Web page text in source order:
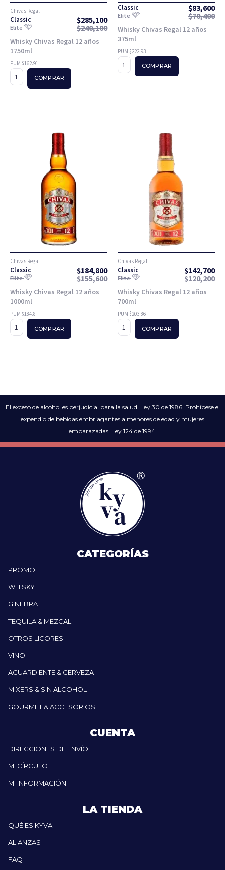
Chivas Regal
Classic $285,100
Elite $240,100
Whisky Chivas Regal 12 años
1750ml
PUM $162.91
COMPRAR
Classic $83,600
Elite $70,400
Whisky Chivas Regal 12 años
375ml
PUM $222.93
COMPRAR
Chivas Regal
Classic $184,800
Elite $155,600
Whisky Chivas Regal 12 años
1000ml
PUM $184.8
COMPRAR
Chivas Regal
Classic $142,700
Elite $120,200
Whisky Chivas Regal 12 años
700ml
PUM $203.86
COMPRAR
El exceso de alcohol es perjudicial para la salud. Ley 30 de 1986. Prohíbese el
expendio de bebidas embriagantes a menores de edad y mujeres
embarazadas. Ley 124 de 1994.
CATEGORÍAS
PROMO
WHISKY
GINEBRA
TEQUILA & MEZCAL
OTROS LICORES
VINO
AGUARDIENTE & CERVEZA
MIXERS & SIN ALCOHOL
GOURMET & ACCESORIOS
CUENTA
DIRECCIONES DE ENVÍO
MI CÍRCULO
MI INFORMACIÓN
LA TIENDA
QUÉ ES KYVA
ALIANZAS
FAQ